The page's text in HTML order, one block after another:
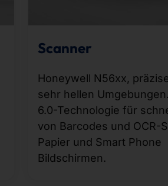
Scanner
Honeywell N56xx,
sehr hellen
6.0-Technologie für
von Barcodes und OCR-
Papier und Smart Phone
Bildschirmen.